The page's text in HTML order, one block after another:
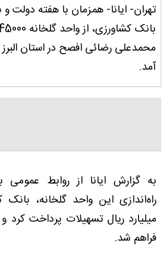
تهران- ایانا- همزمان با هفته دولت و
محمدعلی رضائی افصح در استان
آمد.
به گزارش ایانا از روابط عمومی
فراهم شد.